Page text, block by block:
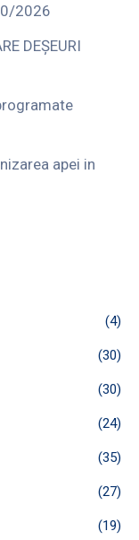
2026
DEȘEURI
apei in
(4)
(30)
(30)
(24)
(35)
(27)
(19)